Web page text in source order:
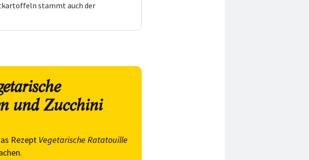
stammt auch der
und Zucchini
Rezept Vegetarische Ratatouille